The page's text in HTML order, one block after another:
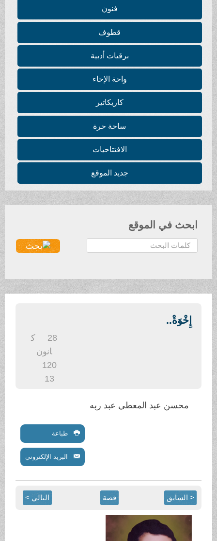
فنون
قطوف
برقيات أدبية
واحة الإخاء
كاريكاتير
ساحة حرة
الافتتاحيات
جديد الموقع
ابحث في الموقع
ح
ث
إِخْوَةْ..
انون
120
محسن عبد المعطي عبد ربه
طباعة
البريد الإلكتروني
< السابق قصة التالي >